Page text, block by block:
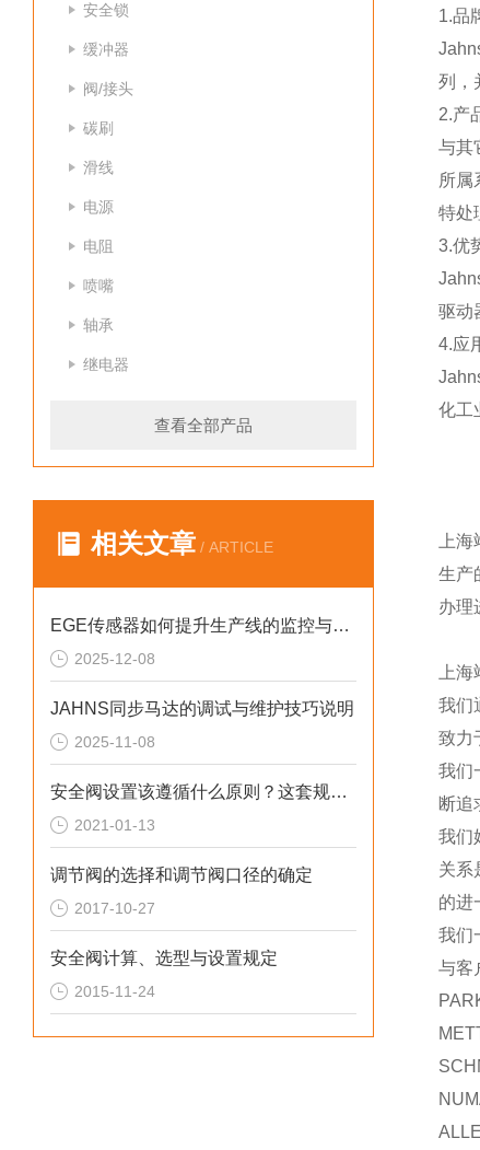
安全锁
缓冲器
阀/接头
碳刷
滑线
电源
电阻
喷嘴
轴承
继电器
查看全部产品
相关文章 / ARTICLE
EGE传感器如何提升生产线的监控与管理效率？
2025-12-08
JAHNS同步马达的调试与维护技巧说明
2025-11-08
安全阀设置该遵循什么原则？这套规定值得回顾！
2021-01-13
调节阀的选择和调节阀口径的确定
2017-10-27
安全阀计算、选型与设置规定
2015-11-24
1.品
列，
2.产
与其
所属
特处
3.优
驱动
4.应
化工
上
生产
办理
上
我们
致力
我们
断追
我们
关系
的进
我们
与客